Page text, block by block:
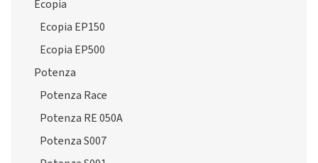
Ecopia
Ecopia EP150
Ecopia EP500
Potenza
Potenza Race
Potenza RE 050A
Potenza S007